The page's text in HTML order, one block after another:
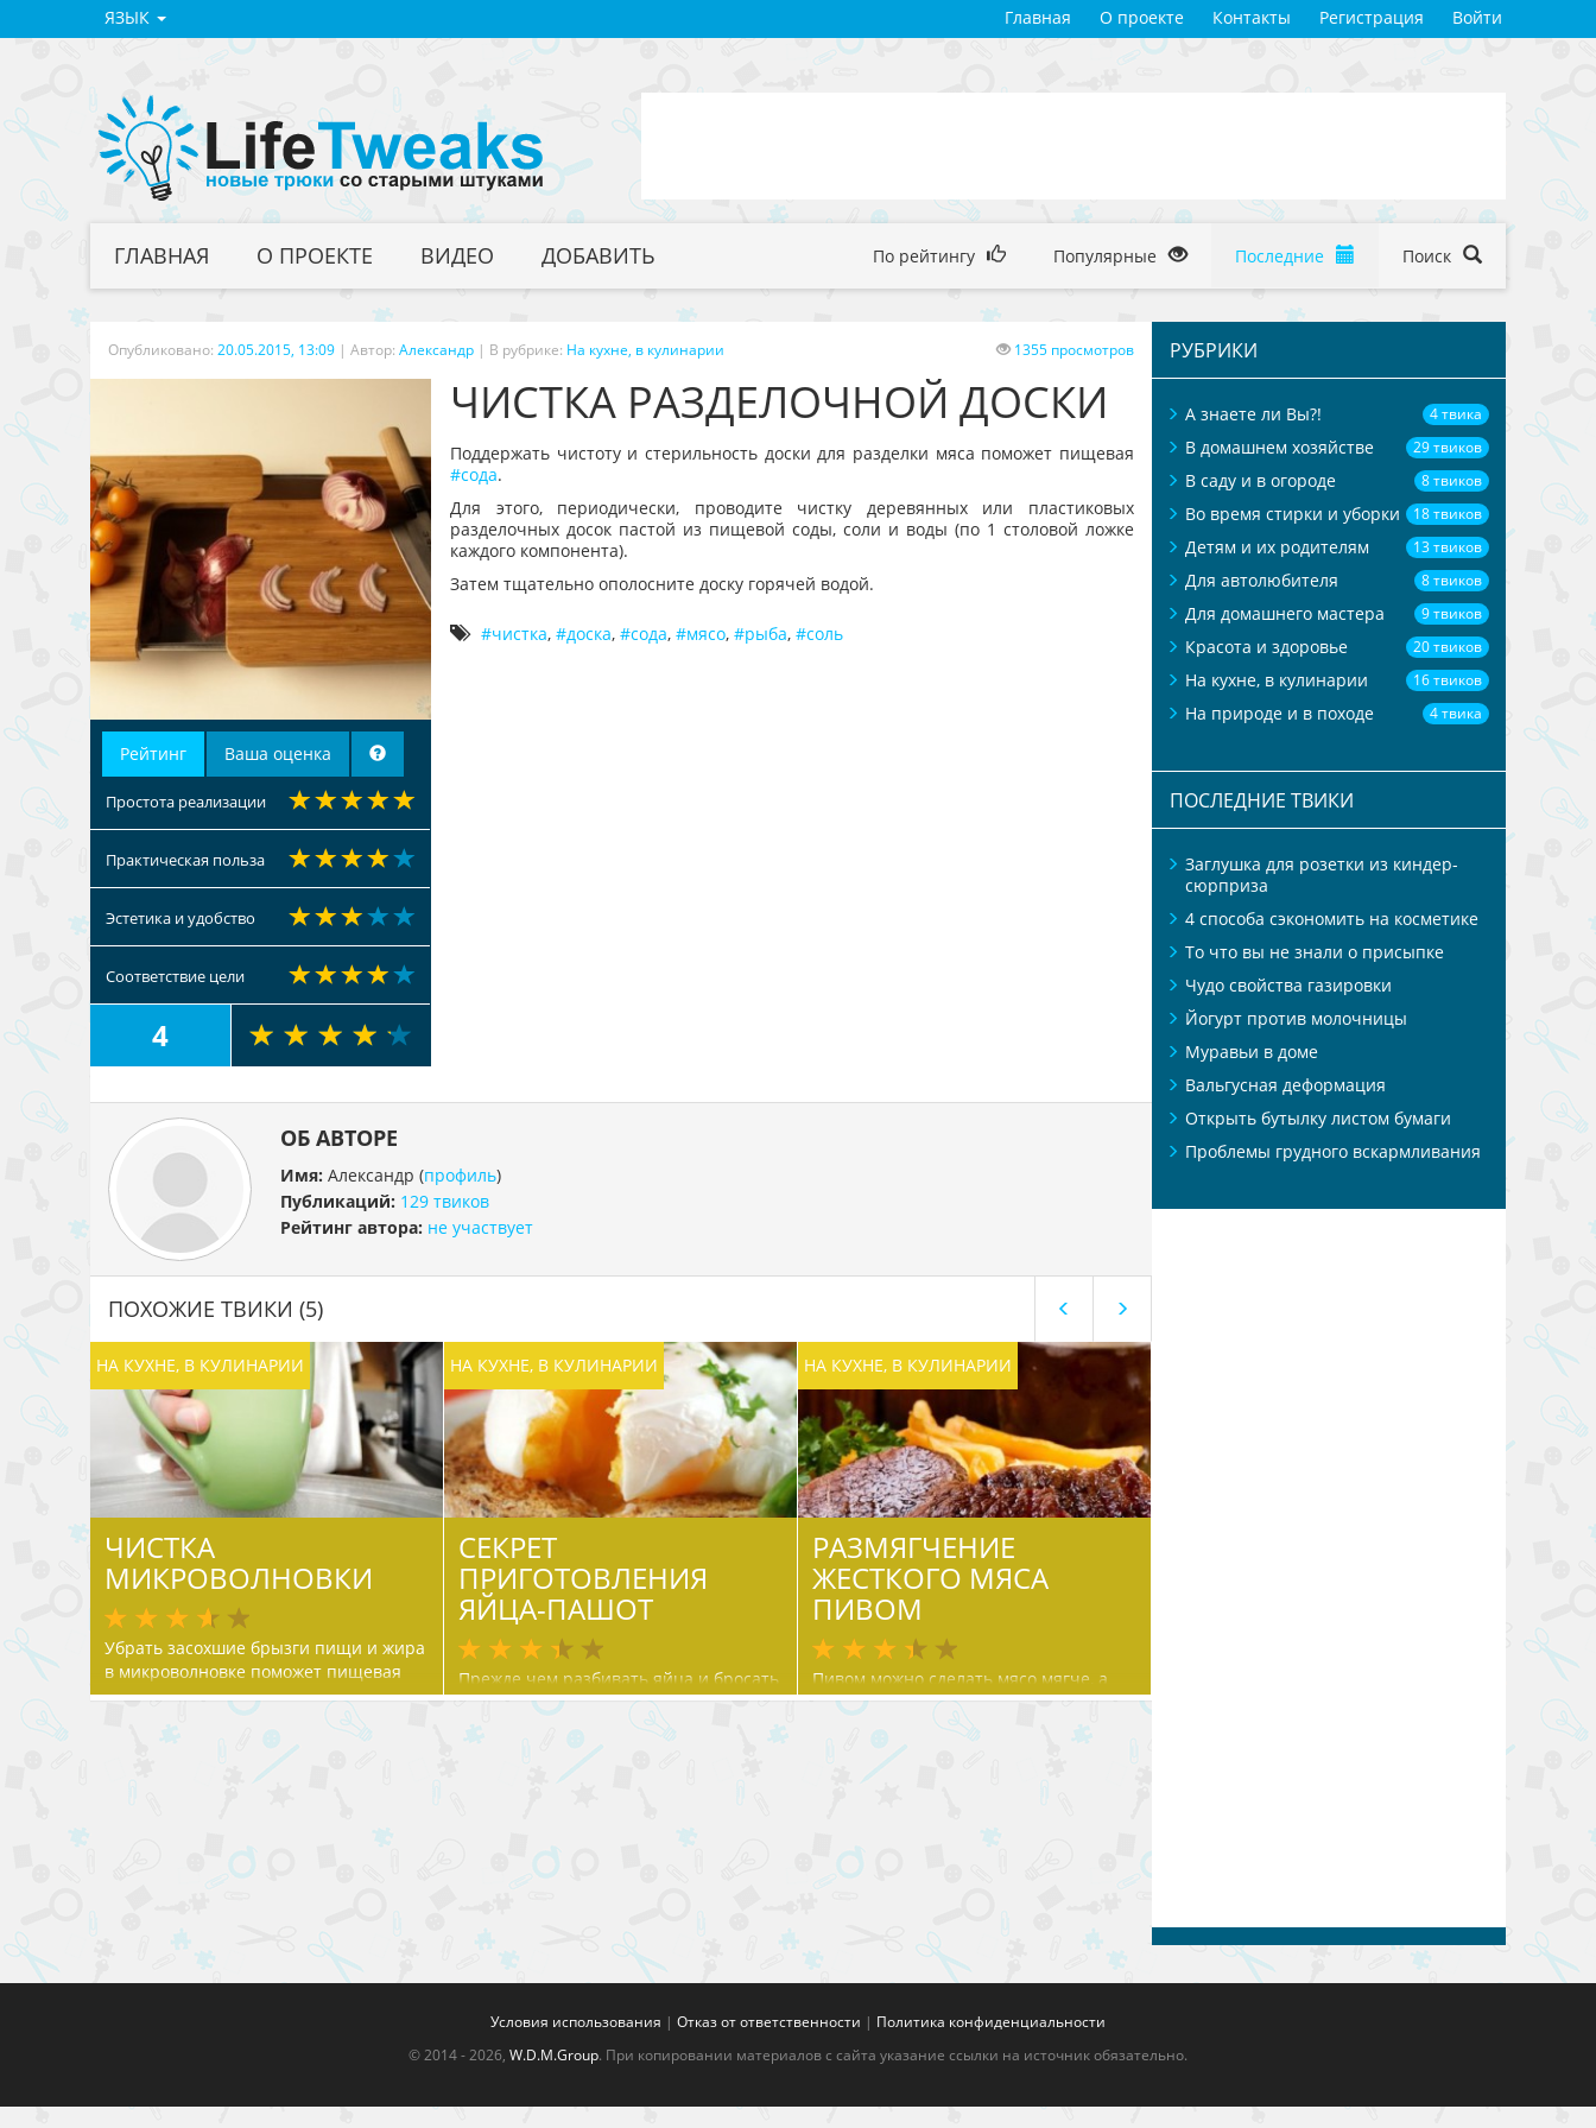
ЯЗЫК Главная О проекте Контакты Регистрация Войти
ГЛАВНАЯ О ПРОЕКТЕ ВИДЕО ДОБАВИТЬ Поиск
Последние
Популярные
По рейтингу
Опубликовано: 20.05.2015, 13:09 | Автор: Александр | В рубрике: На кухне, в кулинарии 1355 просмотров
Рейтинг Ваша оценка
Простота реализации
Практическая польза
Эстетика и удобство
Соответствие цели
4
ЧИСТКА РАЗДЕЛОЧНОЙ ДОСКИ
Поддержать чистоту и стерильность доски для разделки мяса поможет пищевая
сода.
Для этого, периодически, проводите чистку деревянных или пластиковых
разделочных досок пастой из пищевой соды, соли и воды (по 1 столовой ложке
каждого компонента).
Затем тщательно ополосните доску горячей водой.
чистка, доска, сода, мясо, рыба, соль
ОБ АВТОРЕ
Имя: Александр (профиль)
Публикаций: 129 твиков
Рейтинг автора: не участвует
ПОХОЖИЕ ТВИКИ (5)
НА КУХНЕ, В КУЛИНАРИИ
ЧИСТКА
МИКРОВОЛНОВКИ
Убрать засохшие брызги пищи и жира
в микроволновке поможет пищевая
сода и лимонный сок
НА КУХНЕ, В КУЛИНАРИИ
СЕКРЕТ
ПРИГОТОВЛЕНИЯ
ЯЙЦА-ПАШОТ
Прежде чем разбивать яйца и бросать
в воду, нужно всыпать туда около
половины чайной ложки соли и
тщательно размешать
НА КУХНЕ, В КУЛИНАРИИ
РАЗМЯГЧЕНИЕ
ЖЕСТКОГО МЯСА
ПИВОМ
Пивом можно сделать мясо мягче, а
также придать ему дополнительных
вкусовых качеств
РУБРИКИ
А знаете ли Вы?! 4 твика
В домашнем хозяйстве 29 твиков
В саду и в огороде 8 твиков
Во время стирки и уборки 18 твиков
Детям и их родителям 13 твиков
Для автолюбителя 8 твиков
Для домашнего мастера 9 твиков
Красота и здоровье 20 твиков
На кухне, в кулинарии 16 твиков
На природе и в походе 4 твика
ПОСЛЕДНИЕ ТВИКИ
Заглушка для розетки из киндер-
сюрприза
4 способа сэкономить на косметике
То что вы не знали о присыпке
Чудо свойства газировки
Йогурт против молочницы
Муравьи в доме
Вальгусная деформация
Открыть бутылку листом бумаги
Проблемы грудного вскармливания
Условия использования | Отказ от ответственности | Политика конфиденциальности
© 2014 - 2026, W.D.M.Group. При копировании материалов с сайта указание ссылки на источник обязательно.